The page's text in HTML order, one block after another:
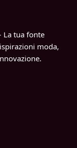
La tua fonte
moda,